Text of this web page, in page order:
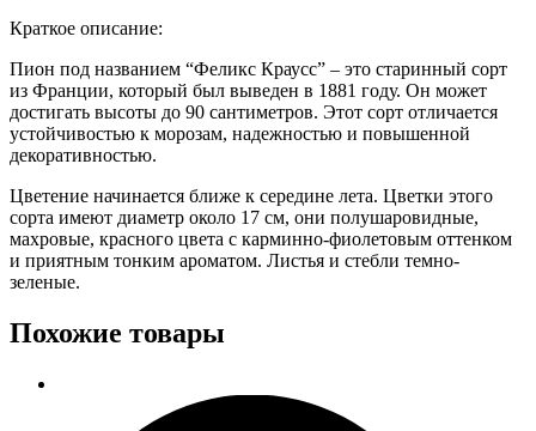
Краткое описание:
Пион под названием “Феликс Краусс” – это старинный сорт
из Франции, который был выведен в 1881 году. Он может
достигать высоты до 90 сантиметров. Этот сорт отличается
устойчивостью к морозам, надежностью и повышенной
декоративностью.
Цветение начинается ближе к середине лета. Цветки этого
сорта имеют диаметр около 17 см, они полушаровидные,
махровые, красного цвета с карминно-фиолетовым оттенком
и приятным тонким ароматом. Листья и стебли темно-
зеленые.
Похожие товары